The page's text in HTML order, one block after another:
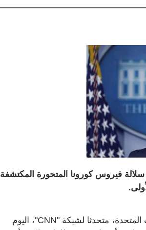
سلالة فيروس كورونا المتحورة المكتشفة
وقال فاوتشي، الذي يعتبر كبير خبراء الأمراض المعدية في الولايات المتحدة، متحدثا لشبكة "CNN"، اليوم